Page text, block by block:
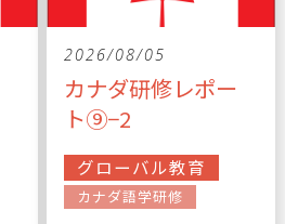
2026/08/05
カナダ研修レポー
ト⑨−2
グローバル教育
カナダ語学研修